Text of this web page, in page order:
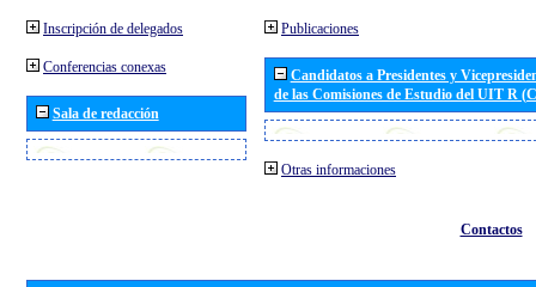
Inscripción de delegados
Conferencias conexas
Sala de redacción
Publicaciones
Candidatos a Presidentes y
de las Comisiones de Estudio del UIT R
Otras informaciones
Contactos